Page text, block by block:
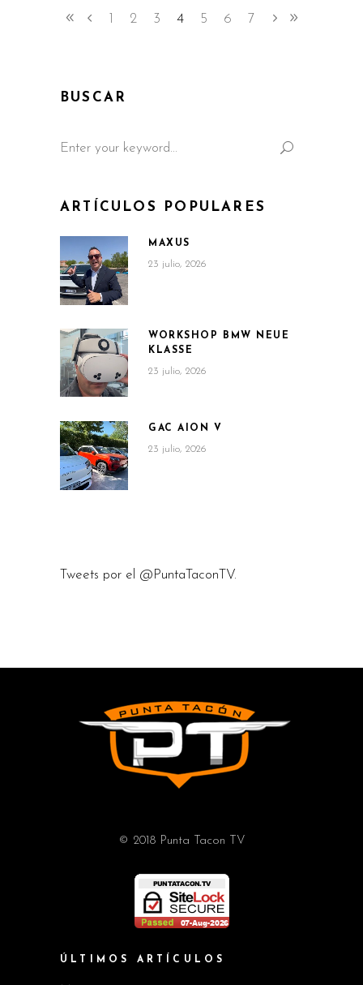
1 2 3 4 5 6 7
BUSCAR
for:
ARTÍCULOS POPULARES
MAXUS
23 julio, 2026
WORKSHOP BMW NEUE
KLASSE
23 julio, 2026
GAC AION V
23 julio, 2026
Tweets por el @PuntaTaconTV.
© 2018 Punta Tacon TV
ÚLTIMOS ARTÍCULOS